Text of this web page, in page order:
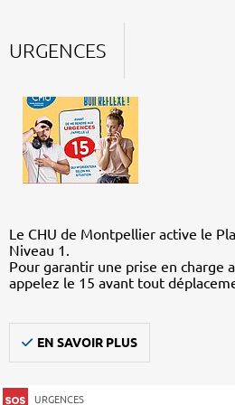
URGENCES
Le CHU de Montpellier active le
Niveau 1.
Pour garantir une prise en charge
appelez le 15 avant tout
EN SAVOIR PLUS
URGENCES